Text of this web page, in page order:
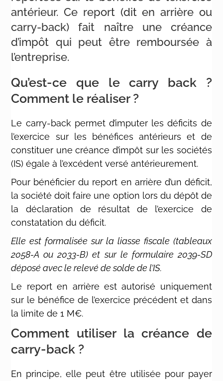
antérieur. Ce report (dit en arrière ou
carry-back) fait naître une créance
d’impôt qui peut être remboursée à
l’entreprise.
Qu’est-ce que le carry back ?
Comment le réaliser ?
Le carry-back permet d’imputer les déficits de
l’exercice sur les bénéfices antérieurs et de
constituer une créance d’impôt sur les sociétés
(IS) égale à l’excédent versé antérieurement.
Pour bénéficier du report en arrière d’un déficit,
la société doit faire une option lors du dépôt de
la déclaration de résultat de l’exercice de
constatation du déficit.
Elle est formalisée sur la liasse fiscale (tableaux
2058-A ou 2033-B) et sur le formulaire 2039-SD
déposé avec le relevé de solde de l’IS.
Le report en arrière est autorisé uniquement
sur le bénéfice de l’exercice précédent et dans
la limite de 1 M€.
Comment utiliser la créance de
carry-back ?
En principe, elle peut être utilisée pour payer